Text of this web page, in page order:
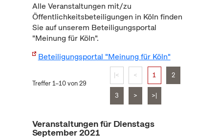
Alle Veranstaltungen mit/zu
Öffentlichkeitsbeteiligungen in Köln finden
Sie auf unserem Beteiligungsportal
"Meinung für Köln".
Beteiligungsportal "Meinung für Köln"
Treffer 1–10 von 29
|< < 1 2
3 > >|
Veranstaltungen für Dienstags
September 2021